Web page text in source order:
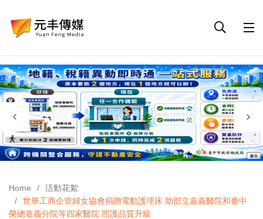
Home
活動花絮
世華工商企管婦女協會捐贈電動護理床 助部立嘉義醫院和臺中
榮總嘉義分院等四家醫院 照護品質升級